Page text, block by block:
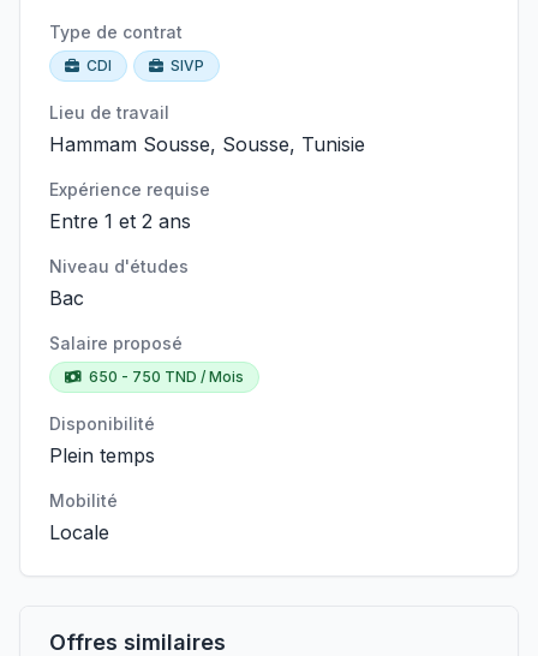
Type de contrat
CDI SIVP
Lieu de travail
Hammam Sousse, Sousse, Tunisie
Expérience requise
Entre 1 et 2 ans
Niveau d'études
Bac
Salaire proposé
650 - 750 TND / Mois
Disponibilité
Plein temps
Mobilité
Locale
Offres similaires